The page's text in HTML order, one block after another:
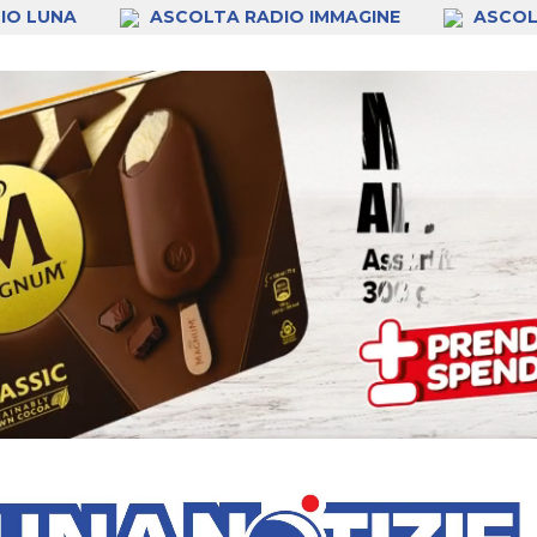
LUNA ASCOLTA RADIO IMMAGINE